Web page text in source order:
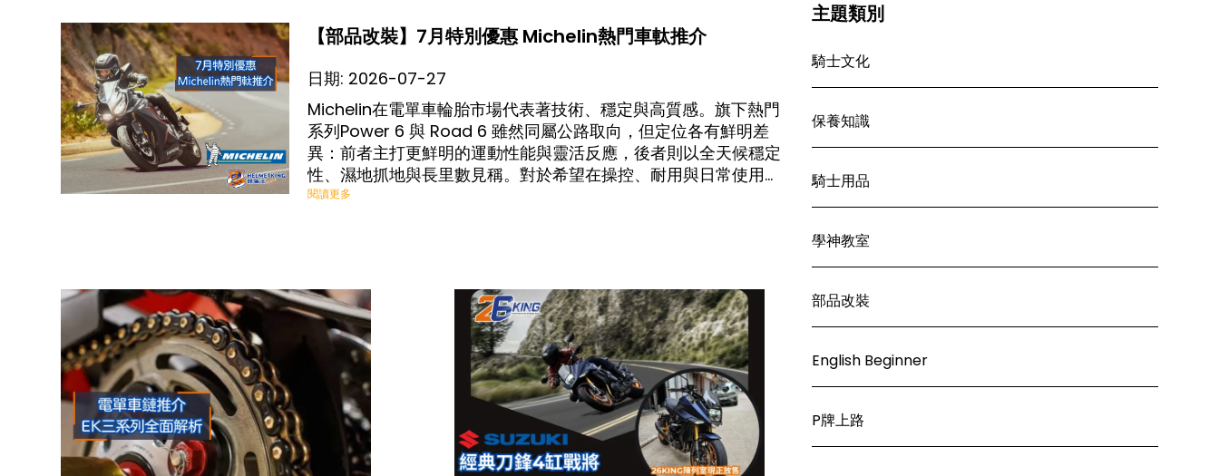
【部品改裝】7月特別優惠 Michelin熱門車軚推介
日期: 2026-07-27
Michelin在電單車輪胎市場代表著技術、穩定與高質感。旗下熱門
系列Power 6 與 Road 6 雖然同屬公路取向，但定位各有鮮明差
異：前者主打更鮮明的運動性能與靈活反應，後者則以全天候穩定
性、濕地抓地與長里數見稱。對於希望在操控、耐用與日常使用之
間取得平衡的騎士而言，這兩款輪胎都屬於極具代表性的選擇 。
閱讀更多
主題類別
騎士文化
保養知識
騎士用品
學神教室
部品改裝
English Beginner
P牌上路